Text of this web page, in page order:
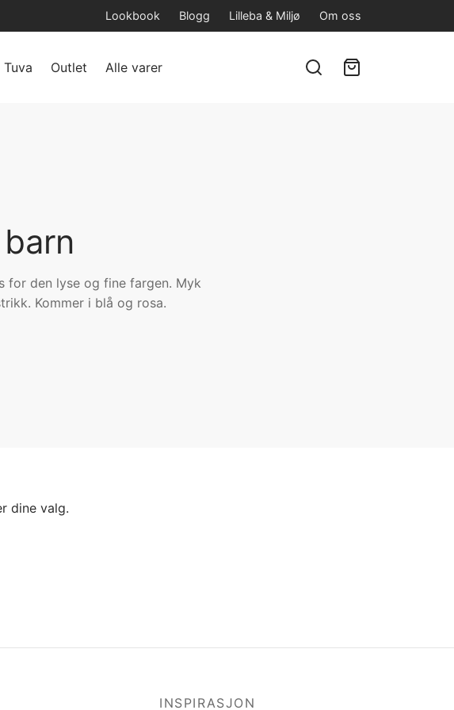
Lookbook Blogg Lilleba & Miljø Om oss
Tuva Outlet Alle varer
for den lyse og fine fargen. Myk
Kommer i blå og rosa.
dine valg.
INSPIRASJON